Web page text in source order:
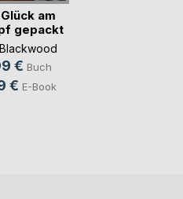
am
gepackt
€ Buch
€ E-Book